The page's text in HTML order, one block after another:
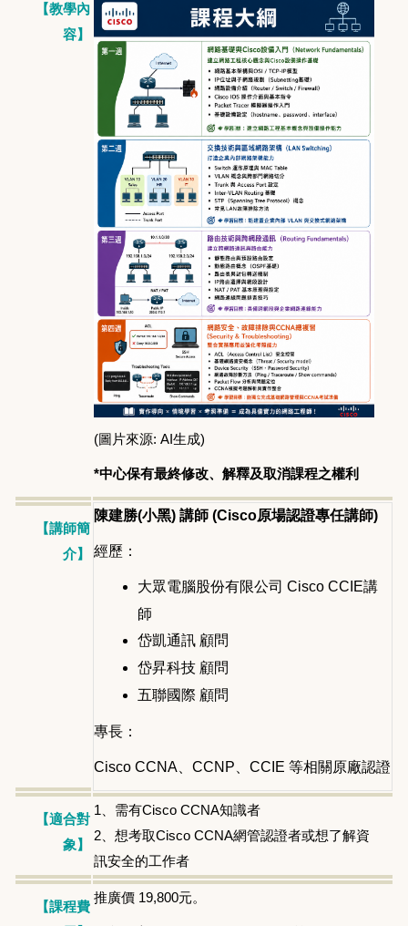
【教學內
容】
(圖片來源: AI生成)
*中心保有最終修改、解釋及取消課程之權利
【講師簡
介】
陳建勝(小黑) 講師 (Cisco原場認證專任講師)
經歷：
大眾電腦股份有限公司 Cisco CCIE講
師
岱凱通訊 顧問
岱昇科技 顧問
五聯國際 顧問
專長：
Cisco CCNA 、CCNP、CCIE 等相關原廠認證
【適合對
象】
1、需有Cisco CCNA知識者
2、想考取Cisco CCNA網管認證者或想了解資
訊安全的工作者
【課程費
推廣價 19,800元。